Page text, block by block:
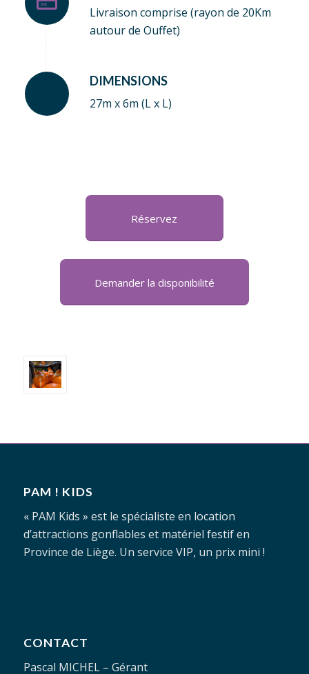
Livraison comprise (rayon de 20Km
autour de Ouffet)
DIMENSIONS
27m x 6m (L x L)
Réservez
Demander la disponibilité
PAM ! KIDS
« PAM Kids » est le spécialiste en location
d’attractions gonflables et matériel festif en
Province de Liège. Un service VIP, un prix mini !
CONTACT
Pascal MICHEL – Gérant